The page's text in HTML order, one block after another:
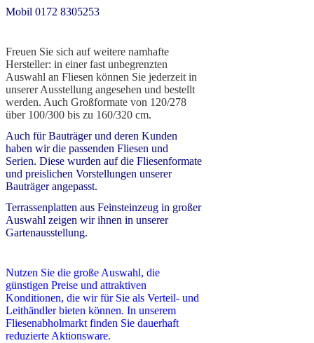
Mobil 0172 8305253
Freuen Sie sich auf weitere namhafte
Hersteller: in einer fast unbegrenzten
Auswahl an Fliesen können Sie jederzeit in
unserer Ausstellung angesehen und bestellt
werden. Auch Großformate von 120/278
über 100/300 bis zu 160/320 cm.
Auch für Bauträger und deren Kunden
haben wir die passenden Fliesen und
Serien. Diese wurden auf die Fliesenformate
und preislichen Vorstellungen unserer
Bauträger angepasst.
Terrassenplatten aus Feinsteinzeug in großer
Auswahl zeigen wir ihnen in unserer
Gartenausstellung.
Nutzen Sie die große Auswahl, die
günstigen Preise und attraktiven
Konditionen, die wir für Sie als Verteil- und
Leithändler bieten können. In unserem
Fliesenabholmarkt finden Sie dauerhaft
reduzierte Aktionsware.